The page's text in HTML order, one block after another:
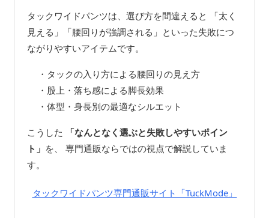
タックワイドパンツは、選び方を間違えると 「太く
見える」「腰回りが強調される」といった失敗につ
ながりやすいアイテムです。
・タックの入り方による腰回りの見え方
・股上・落ち感による脚長効果
・体型・身長別の最適なシルエット
こうした
「なんとなく選ぶと失敗しやすいポイン
ト」 を、 専門通販ならではの視点で解説していま
す。
タックワイドパンツ専門通販サイト「TuckMode」